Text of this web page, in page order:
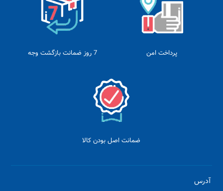
پرداخت امن 7 روز ضمانت بازگشت وجه
ضمانت اصل بودن کالا
آدرس